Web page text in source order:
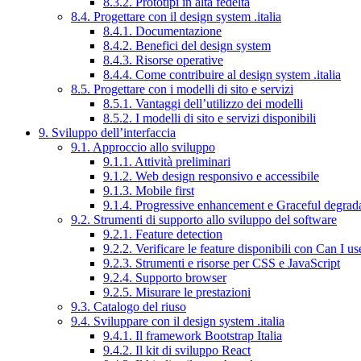
8.4. Progettare con il design system .italia
8.4.1. Documentazione
8.4.2. Benefici del design system
8.4.3. Risorse operative
8.4.4. Come contribuire al design system .italia
8.5. Progettare con i modelli di sito e servizi
8.5.1. Vantaggi dell’utilizzo dei modelli
8.5.2. I modelli di sito e servizi disponibili
9. Sviluppo dell’interfaccia
9.1. Approccio allo sviluppo
9.1.1. Attività preliminari
9.1.2. Web design responsivo e accessibile
9.1.3. Mobile first
9.1.4. Progressive enhancement e Graceful
9.2. Strumenti di supporto allo sviluppo del software
9.2.1. Feature detection
9.2.2. Verificare le feature disponibili con Can I
9.2.3. Strumenti e risorse per CSS e JavaScript
9.2.4. Supporto browser
9.2.5. Misurare le prestazioni
9.3. Catalogo del riuso
9.4. Sviluppare con il design system .italia
9.4.1. Il framework Bootstrap Italia
9.4.2. Il kit di sviluppo React